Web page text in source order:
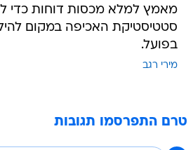
מאמץ למלא מכסות דוחות כדי
סטטיסטיקת האכיפה במקום
בפועל.
מירי רגב
טרם התפרסמו תגובות